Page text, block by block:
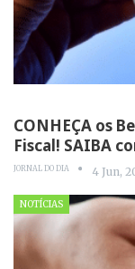
CONHEÇA os
Fiscal! SAIBA
JORNAL DO DIA 4 Jun,
NOTÍCIAS